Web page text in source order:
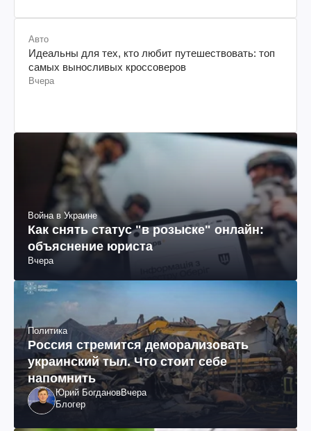
Авто
Идеальны для тех, кто любит путешествовать: топ
самых выносливых кроссоверов
Вчера
Война в Украине
Как снять статус "в розыске" онлайн:
объяснение юриста
Вчера
Политика
Россия стремится деморализовать
украинский тыл. Что стоит себе
напомнить
Юрий БогдановВчера
Блогер